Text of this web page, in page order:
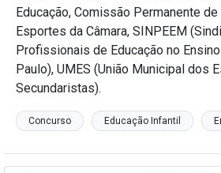
Educação, Comissão Permanente de
Esportes da Câmara, SINPEEM
Profissionais de Educação no
Paulo), UMES (União Municipal dos
Secundaristas).
Concurso Educação Infantil